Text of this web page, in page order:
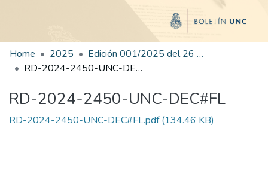
Home 2025
Edición 001/2025 del 26 de mayo de 2025
RD-2024-2450-UNC-DEC#FL
RD-2024-2450-UNC-DEC#FL
RD-2024-2450-UNC-DEC#FL.pdf(134.46 KB)